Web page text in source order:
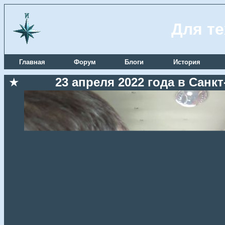
Для
Главная Форум Блоги История
★ 23 апреля 2022 года в